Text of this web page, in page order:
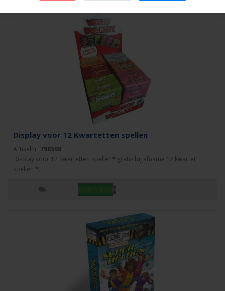
Display voor 12 Kwartetten spellen
Artikelnr: 798598
Display voor 12 Kwartetten spellen* gratis bij afname 12 kwartet
spellen *..